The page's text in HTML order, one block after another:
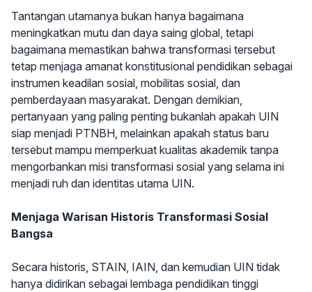
Tantangan utamanya bukan hanya bagaimana
meningkatkan mutu dan daya saing global, tetapi
bagaimana memastikan bahwa transformasi tersebut
tetap menjaga amanat konstitusional pendidikan sebagai
instrumen keadilan sosial, mobilitas sosial, dan
pemberdayaan masyarakat. Dengan demikian,
pertanyaan yang paling penting bukanlah apakah UIN
siap menjadi PTNBH, melainkan apakah status baru
tersebut mampu memperkuat kualitas akademik tanpa
mengorbankan misi transformasi sosial yang selama ini
menjadi ruh dan identitas utama UIN.
Menjaga Warisan Historis Transformasi Sosial
Bangsa
Secara historis, STAIN, IAIN, dan kemudian UIN tidak
hanya didirikan sebagai lembaga pendidikan tinggi